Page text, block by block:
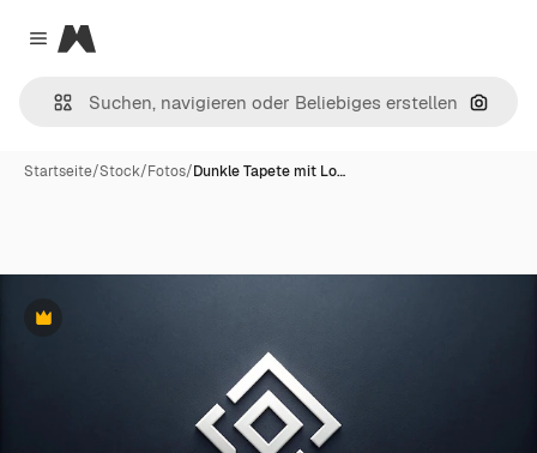
Close menu
Magnific
Nach
Startseite/Stock/Fotos/Dunkle Tapete mit Lo…
Premium